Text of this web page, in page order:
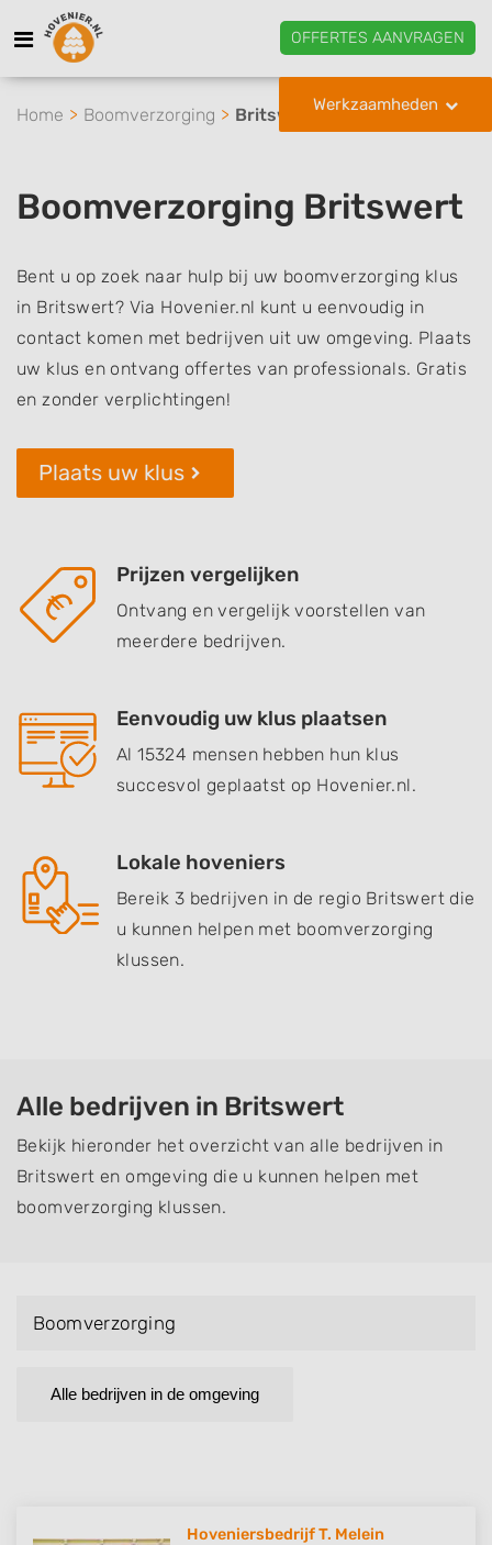
OFFERTES AANVRAGEN
Werkzaamheden
Home Boomverzorging Britswert
Boomverzorging Britswert
Bent u op zoek naar hulp bij uw boomverzorging klus
in Britswert? Via Hovenier.nl kunt u eenvoudig in
contact komen met bedrijven uit uw omgeving. Plaats
uw klus en ontvang offertes van professionals. Gratis
en zonder verplichtingen!
Plaats uw klus
Prijzen vergelijken
Ontvang en vergelijk voorstellen van
meerdere bedrijven.
Eenvoudig uw klus plaatsen
Al 15324 mensen hebben hun klus
succesvol geplaatst op Hovenier.nl.
Lokale hoveniers
Bereik 3 bedrijven in de regio Britswert die
u kunnen helpen met boomverzorging
klussen.
Alle bedrijven in Britswert
Bekijk hieronder het overzicht van alle bedrijven in
Britswert en omgeving die u kunnen helpen met
boomverzorging klussen.
Boomverzorging
Alle bedrijven in de omgeving
Hoveniersbedrijf T. Melein